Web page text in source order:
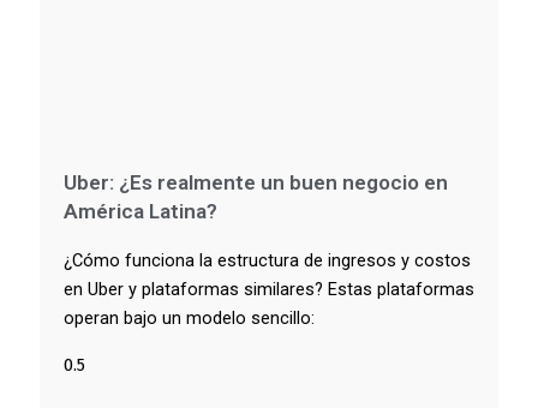
Uber: ¿Es realmente un buen negocio en
América Latina?
¿Cómo funciona la estructura de ingresos y costos
en Uber y plataformas similares? Estas plataformas
operan bajo un modelo sencillo: